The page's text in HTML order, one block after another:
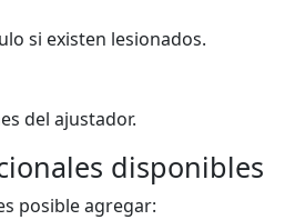
si existen lesionados.
del ajustador.
disponibles
posible agregar: